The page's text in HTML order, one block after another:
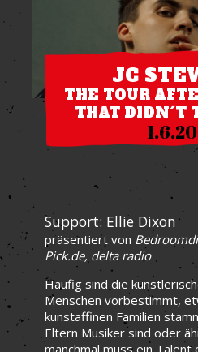
JC
THE TOUR
THAT DIDN´T
Support: Ellie Dixon
präsentiert von
Pick.de, delta radio
Häufig sind die
Menschen vorbestimmt,
kunstaffinen Familien
Eltern Musiker sind oder
manchmal muss ein Talent